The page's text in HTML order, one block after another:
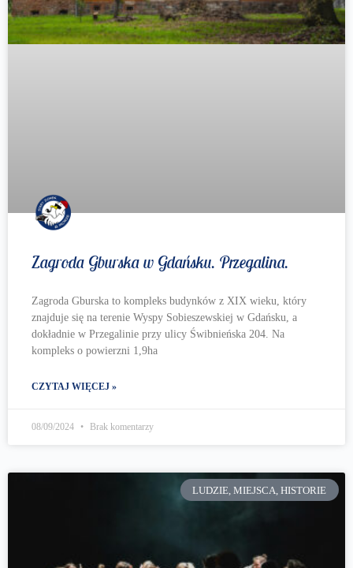
Zagroda Gburska w Gdańsku. Przegalina.
Zagroda Gburska to kompleks budynków z XIX wieku, który
znajduje się na terenie Wyspy Sobieszewskiej w Gdańsku, a
dokładnie w Przegalinie przy ulicy Świbnieńska 204. Na
kompleks o powierzni 1,9ha
CZYTAJ WIĘCEJ »
08/09/2024 Brak komentarzy
LUDZIE, MIEJSCA, HISTORIE